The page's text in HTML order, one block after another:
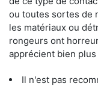
ou toutes sortes de
les matériaux ou
rongeurs ont
apprécient bien
Il n'est pas